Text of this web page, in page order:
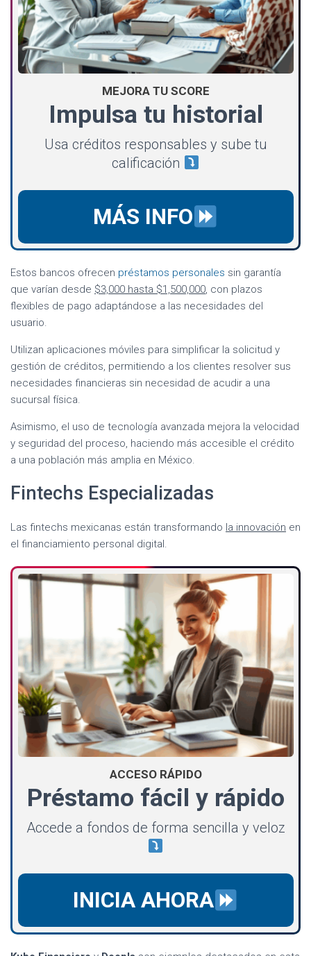
MEJORA TU SCORE
Impulsa tu historial
Usa créditos responsables y sube tu
calificación
MÁS INFO
Estos bancos ofrecen préstamos personales sin garantía
que varían desde $3,000 hasta $1,500,000, con plazos
flexibles de pago adaptándose a las necesidades del
usuario.
Utilizan aplicaciones móviles para simplificar la solicitud y
gestión de créditos, permitiendo a los clientes resolver sus
necesidades financieras sin necesidad de acudir a una
sucursal física.
Asimismo, el uso de tecnología avanzada mejora la velocidad
y seguridad del proceso, haciendo más accesible el crédito
a una población más amplia en México.
Fintechs Especializadas
Las fintechs mexicanas están transformando la innovación en
el financiamiento personal digital.
ACCESO RÁPIDO
Préstamo fácil y rápido
Accede a fondos de forma sencilla y veloz
INICIA AHORA